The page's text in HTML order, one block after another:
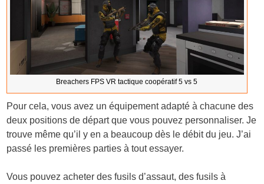
Breachers FPS VR tactique coopératif 5 vs 5
Pour cela, vous avez un équipement adapté à chacune des
deux positions de départ que vous pouvez personnaliser. Je
trouve même qu’il y en a beaucoup dès le débit du jeu. J’ai
passé les premières parties à tout essayer.
Vous pouvez acheter des fusils d’assaut, des fusils à